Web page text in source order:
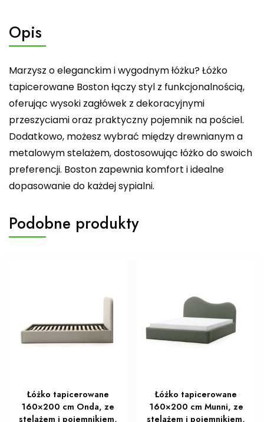
Opis
Marzysz o eleganckim i wygodnym łóżku? Łóżko
tapicerowane Boston łączy styl z funkcjonalnością,
oferując wysoki zagłówek z dekoracyjnymi
przeszyciami oraz praktyczny pojemnik na pościel.
Dodatkowo, możesz wybrać między drewnianym a
metalowym stelażem, dostosowując łóżko do swoich
preferencji. Boston zapewnia komfort i idealne
dopasowanie do każdej sypialni.
Podobne produkty
Łóżko tapicerowane
160×200 cm Onda, ze
stelażem i pojemnikiem,
Łóżko tapicerowane
160×200 cm Munni, ze
stelażem i pojemnikiem,